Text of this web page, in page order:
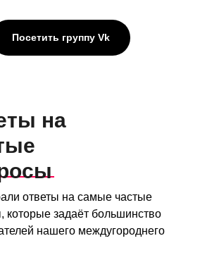
Посетить группу Vk
ответы на самые частые
которые задаёт большинство
нашего междугороднего
на